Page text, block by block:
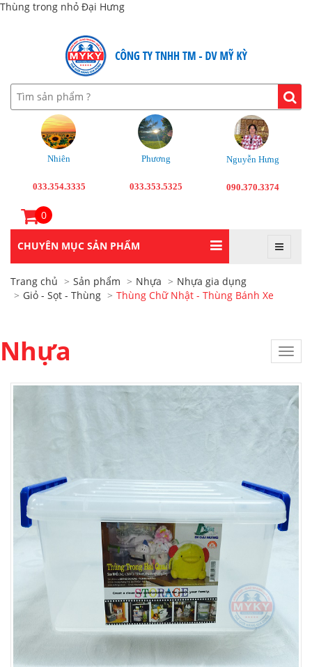
Thùng trong nhỏ Đại Hưng
Nhiên
033.354.3335
Phương
033.353.5325
Nguyễn Hưng
090.370.3374
0
CHUYÊN MỤC SẢN PHẨM
Trang chủ Sản phẩm Nhựa
Nhựa gia dụng
Giỏ - Sọt - Thùng
Thùng Chữ Nhật - Thùng Bánh Xe
Nhựa